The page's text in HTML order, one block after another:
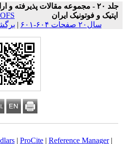
جلد ۲۰ - مجموعه مقالات پذیرفته و
اپتیک و فوتونیک ایران
سال۲۰ صفحات ۶۰۴-۶۰۱
|
|ProCite|Reference Manager